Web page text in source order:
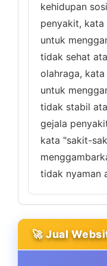
kehidupan
penyakit,
untuk
tidak sehat
olahraga,
untuk
tidak stabil
gejala
kata "sakit-
tidak nyaman
🚀 Jual